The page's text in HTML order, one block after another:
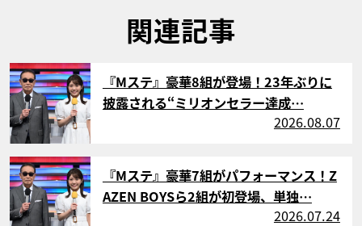
関連記事
サムネイル
『Mステ』豪華8組が登場！23年ぶりに
披露される“ミリオンセラー達成…
2026.08.07
サムネイル
『Mステ』豪華7組がパフォーマンス！Z
AZEN BOYSら2組が初登場、単独…
2026.07.24